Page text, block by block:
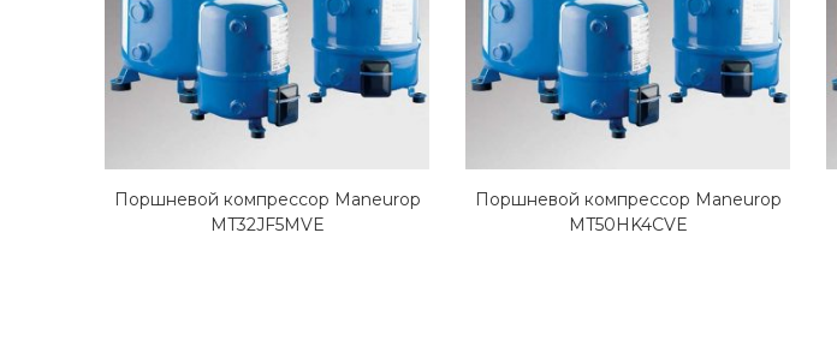
Поршневой компрессор Maneurop
MT32JF5MVE
Поршневой компрессор Maneurop
MT50HK4CVE